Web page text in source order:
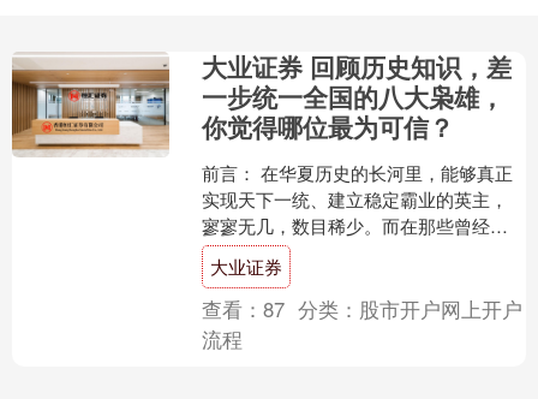
大业证券 回顾历史知识，差
一步统一全国的八大枭雄，
你觉得哪位最为可信？
前言： 在华夏历史的长河里，能够真正
实现天下一统、建立稳定霸业的英主，
寥寥无几，数目稀少。而在那些曾经雄
霸一方、割据称王的枭雄中，又有八人
距离统一全国仅差一步之....
大业证券
查看：87 分类： 股市开户网上开户
流程